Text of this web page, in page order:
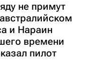
не примут
и Нараин
времени
пилот